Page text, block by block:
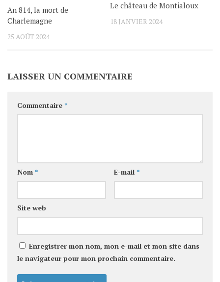
An 814, la mort de
Charlemagne
25 AOÛT 2024
Le château de Montialoux
18 JANVIER 2024
LAISSER UN COMMENTAIRE
Commentaire *
Nom * E-mail *
Site web
Enregistrer mon nom, mon e-mail et mon site dans
le navigateur pour mon prochain commentaire.